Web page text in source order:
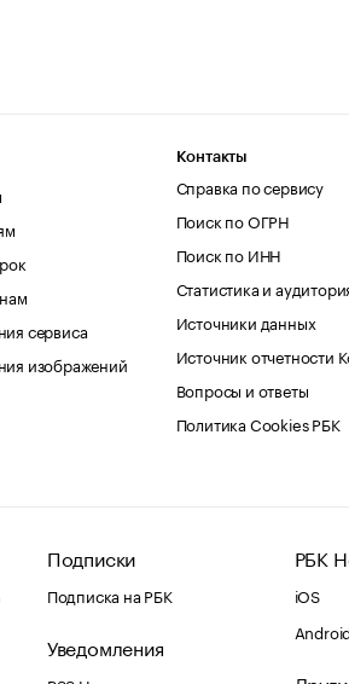
сервиса
изображений
Контакты
Справка по сервису
Поиск по ОГРН
Поиск по ИНН
Статистика и
Источники данных
Источник отчетности
Вопросы и ответы
Политика Cookies РБК
Подписки
Подписка на РБК
Уведомления
РБК
iOS